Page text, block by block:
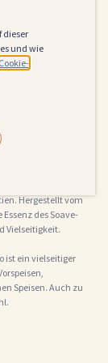
Hergestellt vom
des Soave-
Vielseitigkeit.
ist ein vielseitiger
Speisen. Auch zu
dieser
und wie
Cookie-